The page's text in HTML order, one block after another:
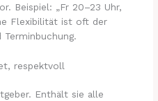
Beispiel: „Fr 20–23 Uhr,
Flexibilität ist oft der
Terminbuchung.
respektvoll
Enthält sie alle